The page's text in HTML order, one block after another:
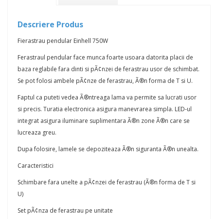
Descriere Produs
Fierastrau pendular Einhell 750W
Ferastraul pendular face munca foarte usoara datorita placii de
baza reglabile fara dinti si pÃ¢nzei de ferastrau usor de schimbat.
Se pot folosi ambele pÃ¢nze de ferastrau, Ã®n forma de T si U.
Faptul ca puteti vedea Ã®ntreaga lama va permite sa lucrati usor
si precis. Turatia electronica asigura manevrarea simpla. LED-ul
integrat asigura iluminare suplimentara Ã®n zone Ã®n care se
lucreaza greu.
Dupa folosire, lamele se depoziteaza Ã®n siguranta Ã®n unealta.
Caracteristici
Schimbare fara unelte a pÃ¢nzei de ferastrau (Ã®n forma de T si
U)
Set pÃ¢nza de ferastrau pe unitate